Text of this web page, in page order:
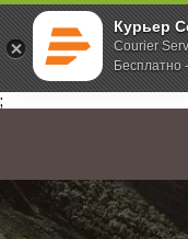
Курьер
Courier
Бесплатно
;
Главная О компании